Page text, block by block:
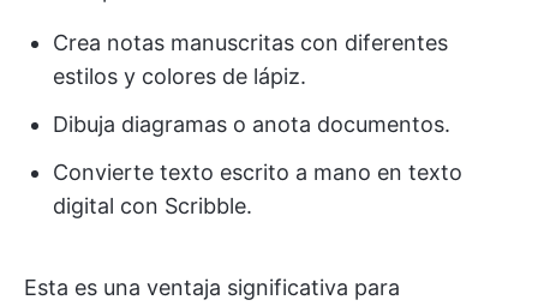
Crea notas manuscritas con diferentes
estilos y colores de lápiz.
Dibuja diagramas o anota documentos.
Convierte texto escrito a mano en texto
digital con Scribble.
Esta es una ventaja significativa para